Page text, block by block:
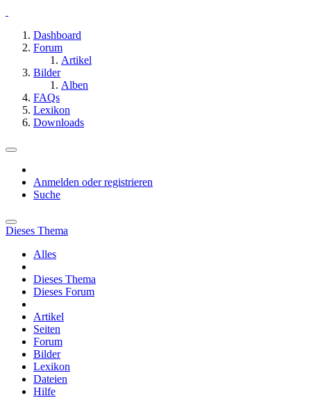
Dashboard
Forum
Artikel
Bilder
Alben
FAQs
Lexikon
Downloads
Anmelden oder registrieren
Suche
Dieses Thema
Alles
Dieses Thema
Dieses Forum
Artikel
Seiten
Forum
Bilder
Lexikon
Dateien
Hilfe